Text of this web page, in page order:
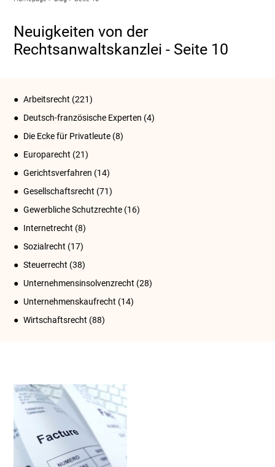
Neuigkeiten von der
Rechtsanwaltskanzlei - Seite 10
Arbeitsrecht (221)
Deutsch-französische Experten (4)
Die Ecke für Privatleute (8)
Europarecht (21)
Gerichtsverfahren (14)
Gesellschaftsrecht (71)
Gewerbliche Schutzrechte (16)
Internetrecht (8)
Sozialrecht (17)
Steuerrecht (38)
Unternehmensinsolvenzrecht (28)
Unternehmenskaufrecht (14)
Wirtschaftsrecht (88)